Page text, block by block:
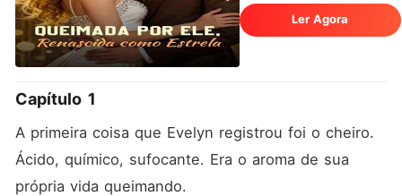
consumia nossa cobertura
em Nova York, meu marido
estava ao vivo na TV
com a pele queimada e
pulmões ardendo, vi Juliano
abraçando-a na tela do
Ler Agora
Capítulo 1
A primeira coisa que Evelyn registrou foi o cheiro.
Ácido, químico, sufocante. Era o aroma de sua
própria vida queimando.